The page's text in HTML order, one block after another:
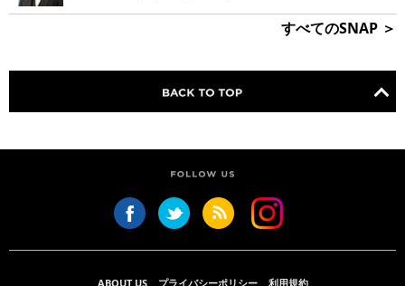
すべてのSNAP ＞
ABOUT US プライバシーポリシー 利用規約